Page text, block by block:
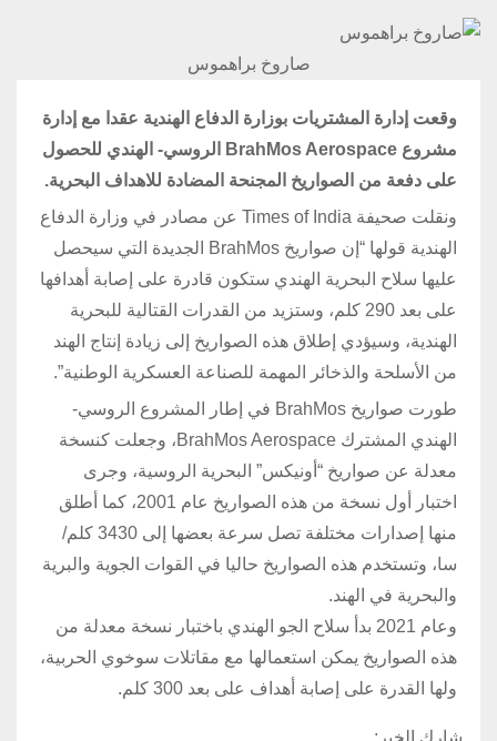
صاروخ براهموس
وقعت إدارة المشتريات بوزارة الدفاع الهندية عقدا مع إدارة
مشروع BrahMos Aerospace الروسي- الهندي للحصول
على دفعة من الصواريخ المجنحة المضادة للاهداف البحرية.
ونقلت صحيفة Times of India عن مصادر في وزارة الدفاع
الهندية قولها “إن صواريخ BrahMos الجديدة التي سيحصل
عليها سلاح البحرية الهندي ستكون قادرة على إصابة أهدافها
على بعد 290 كلم، وستزيد من القدرات القتالية للبحرية
الهندية، وسيؤدي إطلاق هذه الصواريخ إلى زيادة إنتاج الهند
من الأسلحة والذخائر المهمة للصناعة العسكرية الوطنية”.
طورت صواريخ BrahMos في إطار المشروع الروسي-
الهندي المشترك BrahMos Aerospace، وجعلت كنسخة
معدلة عن صواريخ “أونيكس” البحرية الروسية، وجرى
اختبار أول نسخة من هذه الصواريخ عام 2001، كما أطلق
منها إصدارات مختلفة تصل سرعة بعضها إلى 3430 كلم/
سا، وتستخدم هذه الصواريخ حاليا في القوات الجوية والبرية
والبحرية في الهند.
وعام 2021 بدأ سلاح الجو الهندي باختبار نسخة معدلة من
هذه الصواريخ يمكن استعمالها مع مقاتلات سوخوي الحربية،
ولها القدرة على إصابة أهداف على بعد 300 كلم.
شارك الخبر: